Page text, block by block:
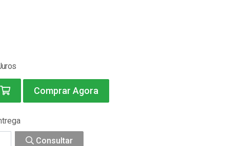
Comprar Agora
Consultar